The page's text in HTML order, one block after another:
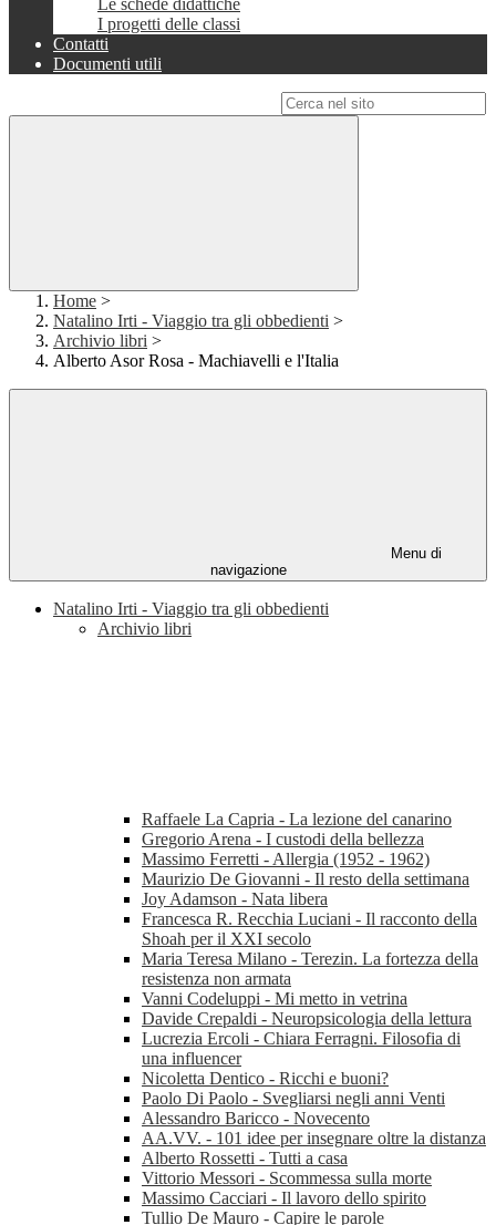
Le schede didattiche
I progetti delle classi
Contatti
Documenti utili
Home >
Natalino Irti - Viaggio tra gli obbedienti >
Archivio libri >
Alberto Asor Rosa - Machiavelli e l'Italia
Menu di
navigazione
Natalino Irti - Viaggio tra gli obbedienti
Archivio libri
Raffaele La Capria - La lezione del canarino
Gregorio Arena - I custodi della bellezza
Massimo Ferretti - Allergia (1952 - 1962)
Maurizio De Giovanni - Il resto della settimana
Joy Adamson - Nata libera
Francesca R. Recchia Luciani - Il racconto della
Shoah per il XXI secolo
Maria Teresa Milano - Terezin. La fortezza della
resistenza non armata
Vanni Codeluppi - Mi metto in vetrina
Davide Crepaldi - Neuropsicologia della lettura
Lucrezia Ercoli - Chiara Ferragni. Filosofia di
una influencer
Nicoletta Dentico - Ricchi e buoni?
Paolo Di Paolo - Svegliarsi negli anni Venti
Alessandro Baricco - Novecento
AA.VV. - 101 idee per insegnare oltre la distanza
Alberto Rossetti - Tutti a casa
Vittorio Messori - Scommessa sulla morte
Massimo Cacciari - Il lavoro dello spirito
Tullio De Mauro - Capire le parole